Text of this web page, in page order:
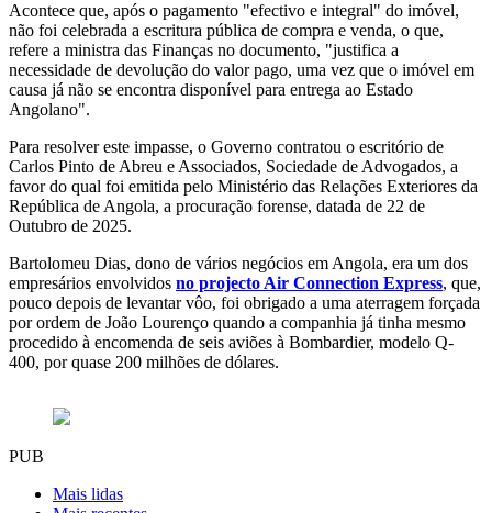
Acontece que, após o pagamento "efectivo e integral" do imóvel,
não foi celebrada a escritura pública de compra e venda, o que,
refere a ministra das Finanças no documento, "justifica a
necessidade de devolução do valor pago, uma vez que o imóvel em
causa já não se encontra disponível para entrega ao Estado
Angolano".
Para resolver este impasse, o Governo contratou o escritório de
Carlos Pinto de Abreu e Associados, Sociedade de Advogados, a
favor do qual foi emitida pelo Ministério das Relações Exteriores da
República de Angola, a procuração forense, datada de 22 de
Outubro de 2025.
Bartolomeu Dias, dono de vários negócios em Angola, era um dos
empresários envolvidos no projecto Air Connection Express, que,
pouco depois de levantar vôo, foi obrigado a uma aterragem forçada
por ordem de João Lourenço quando a companhia já tinha mesmo
procedido à encomenda de seis aviões à Bombardier, modelo Q-
400, por quase 200 milhões de dólares.
PUB
Mais lidas